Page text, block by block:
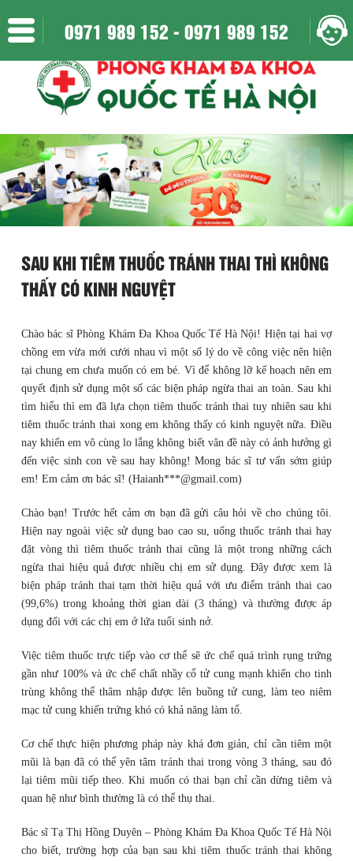
0971 989 152 - 0971 989 152
Mở của : Thứ 2 đến Chủ Nhật || 8h:00 - 20h:30 || Liên hệ : 0971 989 152
SAU KHI TIÊM THUỐC TRÁNH THAI THÌ KHÔNG
THẤY CÓ KINH NGUYỆT
Chào bác sĩ Phòng Khám Đa Khoa Quốc Tế Hà Nội! Hiện tại hai vợ
chồng em vừa mới cưới nhau vì một số lý do về công việc nên hiện
tại chung em chưa muốn có em bé. Vì để không lỡ kế hoạch nên em
quyết định sử dụng một số các biện pháp ngừa thai an toàn. Sau khi
tìm hiểu thì em đã lựa chọn tiêm thuốc tránh thai tuy nhiên sau khi
tiêm thuốc tránh thai xong em không thấy có kinh nguyệt nữa. Điều
nay khiến em vô cùng lo lắng không biết vân đề này có ảnh hưởng gì
đến việc sinh con về sau hay không! Mong bác sĩ tư vấn sớm giúp
em! Em cảm ơn bác sĩ! (Haianh***@gmail.com)
Chào bạn! Trước hết cảm ơn bạn đã gửi câu hỏi về cho chúng tôi.
Hiện nay ngoài việc sử dụng bao cao su, uống thuốc tránh thai hay
đặt vòng thì tiêm thuốc tránh thai cũng là một trong những cách
ngừa thai hiệu quả được nhiều chị em sử dụng. Đây được xem là
biện pháp tránh thai tạm thời hiệu quả với ưu điểm tránh thai cao
(99,6%) trong khoảng thời gian dài (3 tháng) và thường được áp
dụng đối với các chị em ở lứa tuổi sinh nở.
Việc tiêm thuốc trực tiếp vào cơ thể sẽ ức chế quá trình rụng trứng
gần như 100% và ức chế chất nhầy cổ tử cung mạnh khiến cho tinh
trùng không thể thâm nhập được lên buồng tử cung, làm teo niêm
mạc tử cung khiến trứng khó có khả năng làm tổ.
Cơ chế thực hiện phương pháp này khá đơn giản, chỉ cần tiêm một
mũi là bạn đã có thể yên tâm tránh thai trong vòng 3 tháng, sau đó
lại tiêm mũi tiếp theo. Khi muốn có thai bạn chỉ cần dừng tiêm và
quan hệ như bình thường là có thể thụ thai.
Bác sĩ Tạ Thị Hồng Duyên – Phòng Khám Đa Khoa Quốc Tế Hà Nội
cho biết, trường hợp của bạn sau khi tiêm thuốc tránh thai không